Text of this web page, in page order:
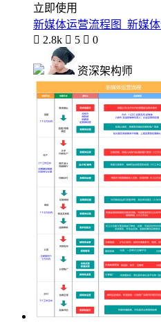
立即使用
新媒体运营流程图_新媒
 2.8k  5  0
资深架构师